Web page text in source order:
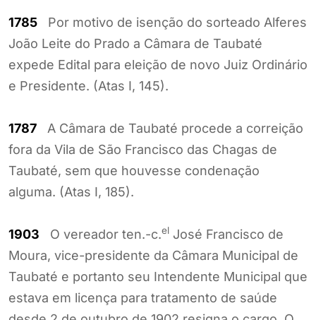
1785 Por motivo de isenção do sorteado Alferes
João Leite do Prado a Câmara de Taubaté
expede Edital para eleição de novo Juiz Ordinário
e Presidente. (Atas I, 145).
1787 A Câmara de Taubaté procede a correição
fora da Vila de São Francisco das Chagas de
Taubaté, sem que houvesse condenação
alguma. (Atas I, 185).
1903 O vereador ten.-c.el José Francisco de
Moura, vice-presidente da Câmara Municipal de
Taubaté e portanto seu Intendente Municipal que
estava em licença para tratamento de saúde